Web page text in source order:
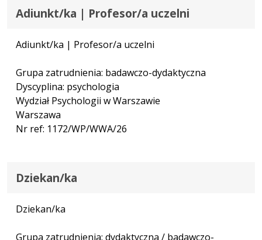
Adiunkt/ka | Profesor/a uczelni
Adiunkt/ka | Profesor/a uczelni
Grupa zatrudnienia: badawczo-dydaktyczna
Dyscyplina: psychologia
Wydział Psychologii w Warszawie
Warszawa
Nr ref: 1172/WP/WWA/26
Dziekan/ka
Dziekan/ka
Grupa zatrudnienia: dydaktyczna / badawczo-